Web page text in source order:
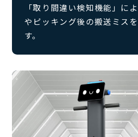
「取り間違い検知機能」に
やピッキング後の搬送ミス
す。